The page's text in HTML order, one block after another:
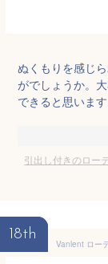
ぬくもりを感じ
がでしょうか。
できると思います
引出し付きのロー
18th